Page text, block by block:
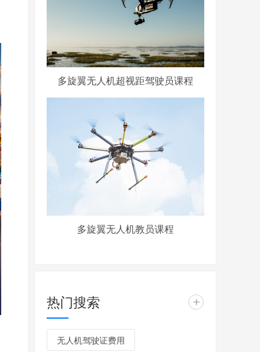
多旋翼无人机超视距驾驶员课程
多旋翼无人机教员课程
热门搜索 +
无人机驾驶证费用